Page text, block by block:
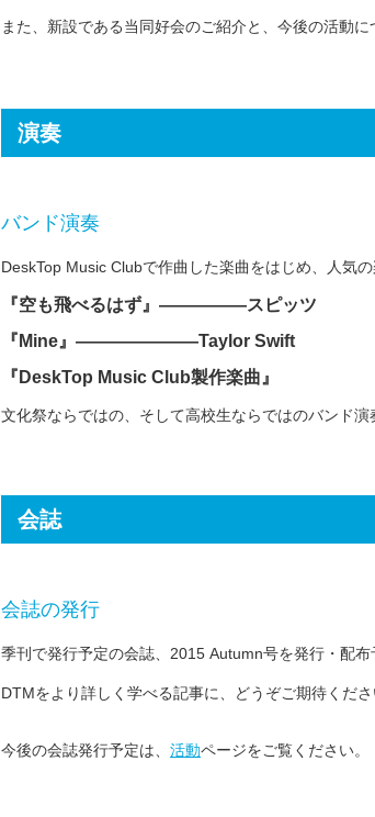
また、新設である当同好会のご紹介と、今後の活動に
演奏
バンド演奏
DeskTop Music Clubで作曲した楽曲をはじめ、人気の
『空も飛べるはず』―――――スピッツ
『Mine』―――――――Taylor Swift
『DeskTop Music Club製作楽曲』
文化祭ならではの、そして高校生ならではのバンド演
会誌
会誌の発行
季刊で発行予定の会誌、2015 Autumn号を発行・配布
DTMをより詳しく学べる記事に、どうぞご期待くださ
今後の会誌発行予定は、 活動ページをご覧ください。